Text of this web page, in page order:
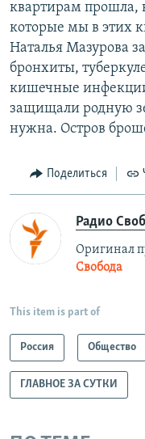
квартирам прошла,
которые мы в этих
Наталья Мазурова
бронхиты,
кишечные
защищали родную
нужна. Остров
Поделиться
Радио
Оригинал
Свобода
This item is part of
Россия Общество
ГЛАВНОЕ ЗА СУТКИ